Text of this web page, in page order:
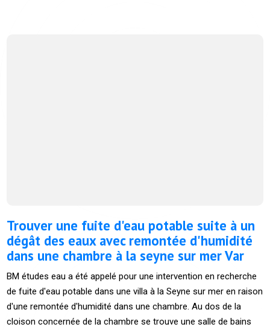
Trouver une fuite d'eau potable suite à un
dégât des eaux avec remontée d'humidité
dans une chambre à la seyne sur mer Var
BM études eau a été appelé pour une intervention en recherche
de fuite d'eau potable dans une villa à la Seyne sur mer en raison
d'une remontée d'humidité dans une chambre. Au dos de la
cloison concernée de la chambre se trouve une salle de bains